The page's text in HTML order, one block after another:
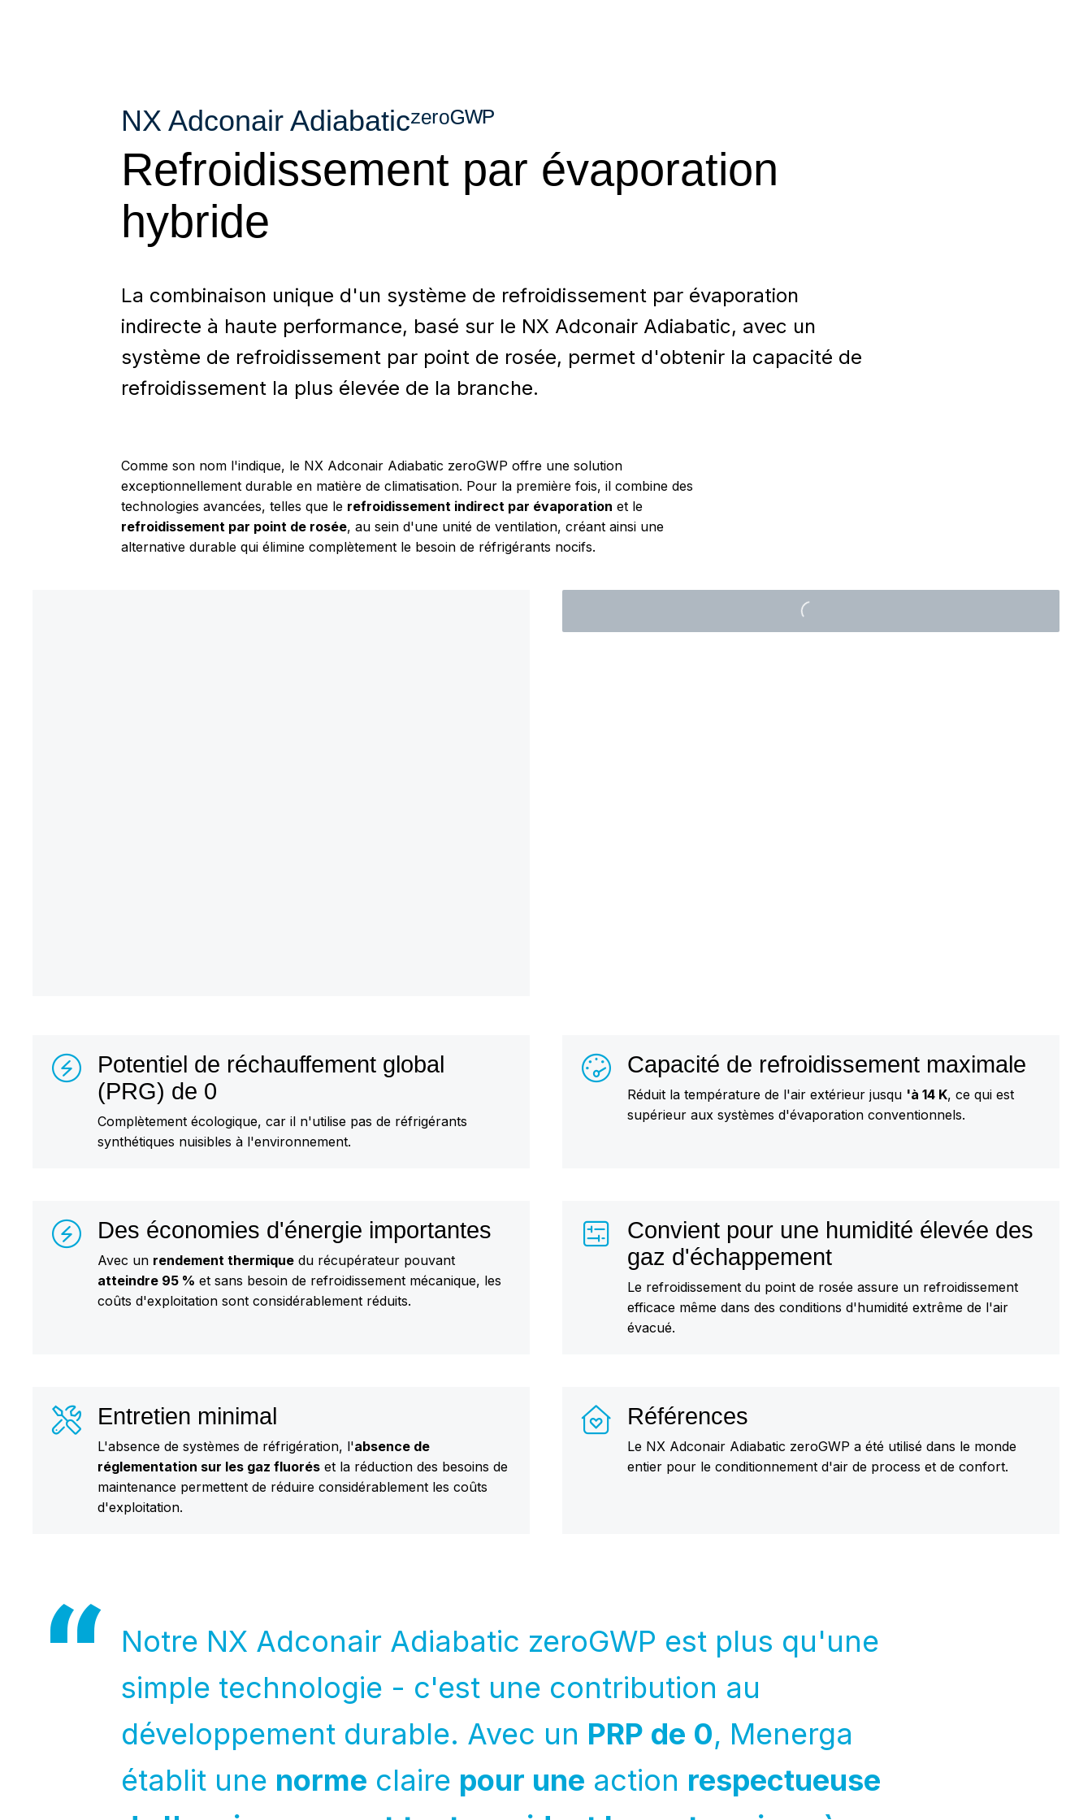
Refroidissement par évaporation
hybride
NX Adconair Adiabaticᶻᵉʳᵒᴳᵂᴾ
La combinaison unique d'un système de refroidissement par évaporation
indirecte à haute performance, basé sur le NX Adconair Adiabatic, avec un
système de refroidissement par point de rosée, permet d'obtenir la capacité de
refroidissement la plus élevée de la branche.
Comme son nom l'indique, le NX Adconair Adiabatic zeroGWP offre une solution
exceptionnellement durable en matière de climatisation. Pour la première fois, il combine des
technologies avancées, telles que le refroidissement indirect par évaporation et le
refroidissement par point de rosée, au sein d'une unité de ventilation, créant ainsi une
alternative durable qui élimine complètement le besoin de réfrigérants nocifs.
Potentiel de réchauffement global
(PRG) de 0
Complètement écologique, car il n'utilise pas de réfrigérants
synthétiques nuisibles à l'environnement.
Capacité de refroidissement maximale
Réduit la température de l'air extérieur jusqu 'à 14 K, ce qui est
supérieur aux systèmes d'évaporation conventionnels.
Des économies d'énergie importantes
Avec un rendement thermique du récupérateur pouvant
atteindre 95 % et sans besoin de refroidissement mécanique, les
coûts d'exploitation sont considérablement réduits.
Convient pour une humidité élevée des
gaz d'échappement
Le refroidissement du point de rosée assure un refroidissement
efficace même dans des conditions d'humidité extrême de l'air
évacué.
Entretien minimal
L'absence de systèmes de réfrigération, l'absence de
réglementation sur les gaz fluorés et la réduction des besoins de
maintenance permettent de réduire considérablement les coûts
d'exploitation.
Références
Le NX Adconair Adiabatic zeroGWP a été utilisé dans le monde
entier pour le conditionnement d'air de process et de confort.
Notre NX Adconair Adiabatic zeroGWP est plus qu'une
simple technologie - c'est une contribution au
développement durable. Avec un PRP de 0, Menerga
établit une norme claire pour une action respectueuse